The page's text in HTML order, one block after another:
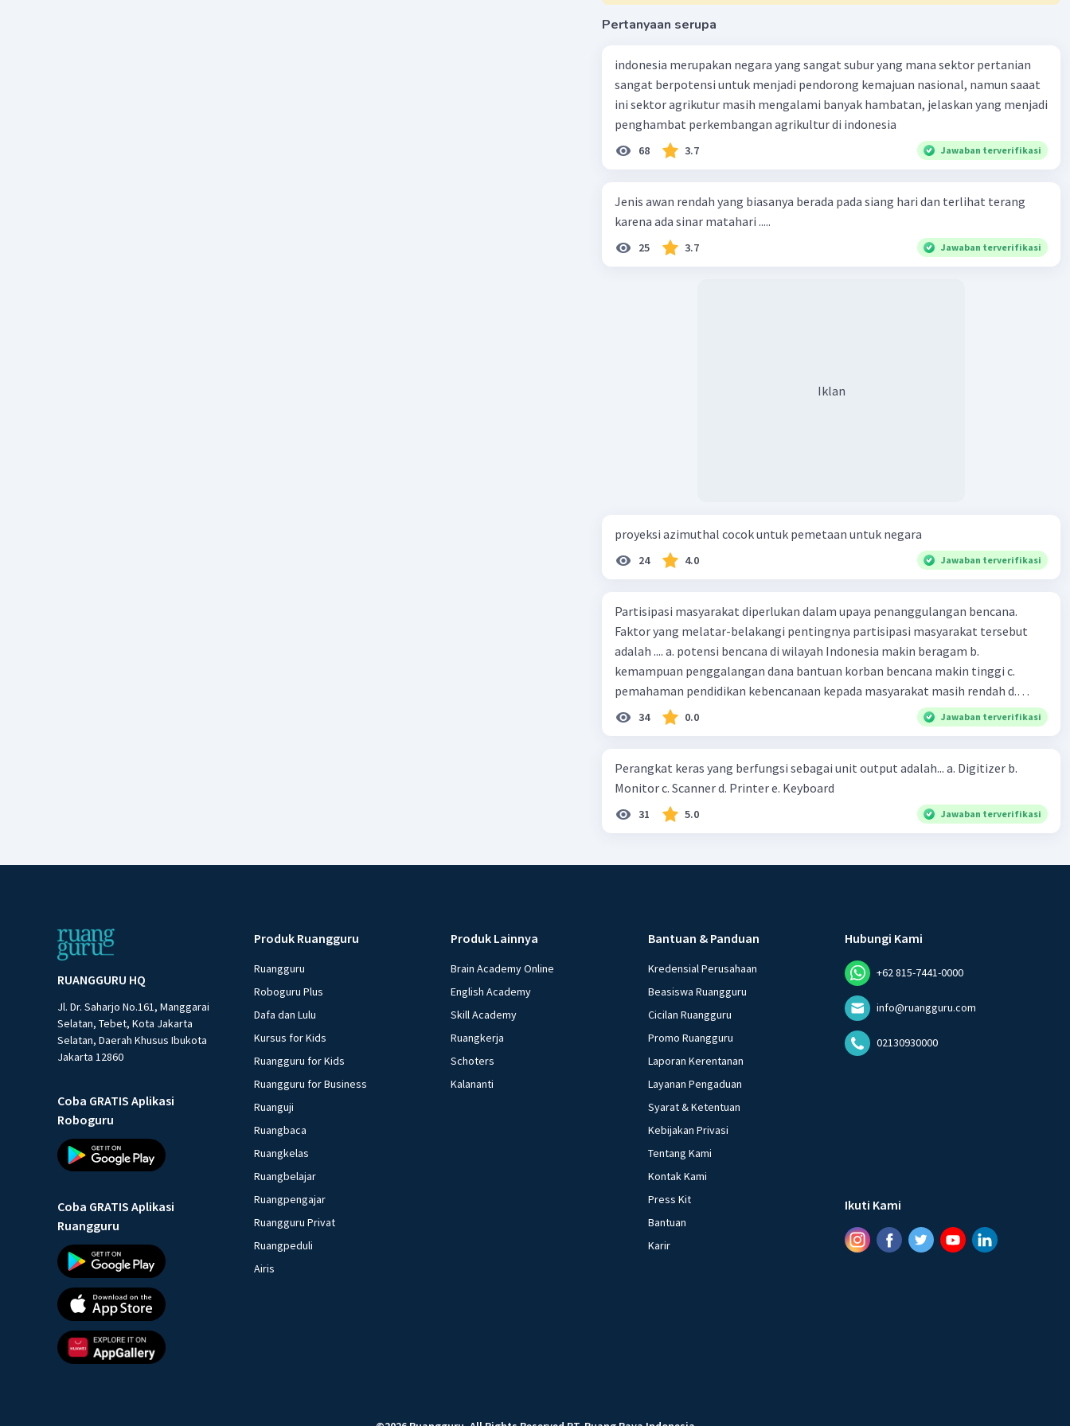
Pertanyaan serupa
indonesia merupakan negara yang sangat subur yang mana sektor pertanian
sangat berpotensi untuk menjadi pendorong kemajuan nasional, namun saaat
ini sektor agrikutur masih mengalami banyak hambatan, jelaskan yang menjadi
penghambat perkembangan agrikultur di indonesia
68 3.7 Jawaban terverifikasi
Jenis awan rendah yang biasanya berada pada siang hari dan terlihat terang
karena ada sinar matahari .....
25 3.7 Jawaban terverifikasi
Iklan
proyeksi azimuthal cocok untuk pemetaan untuk negara
24 4.0 Jawaban terverifikasi
Partisipasi masyarakat diperlukan dalam upaya penanggulangan bencana.
Faktor yang melatar-belakangi pentingnya partisipasi masyarakat tersebut
adalah .... a. potensi bencana di wilayah Indonesia makin beragam b.
kemampuan penggalangan dana bantuan korban bencana makin tinggi c.
pemahaman pendidikan kebencanaan kepada masyarakat masih rendah d.
masyarakat merupakan pihak yang langsung berhadapan dengan bencana e.
kepercayaan pemerintah bahwa masyarakat mampu mengatasi bencana
34 0.0 Jawaban terverifikasi
Perangkat keras yang berfungsi sebagai unit output adalah... a. Digitizer b.
Monitor c. Scanner d. Printer e. Keyboard
31 5.0 Jawaban terverifikasi
RUANGGURU HQ
Jl. Dr. Saharjo No.161, Manggarai
Selatan, Tebet, Kota Jakarta
Selatan, Daerah Khusus Ibukota
Jakarta 12860
Coba GRATIS Aplikasi
Roboguru
Coba GRATIS Aplikasi
Ruangguru
Produk Ruangguru
Ruangguru
Roboguru Plus
Dafa dan Lulu
Kursus for Kids
Ruangguru for Kids
Ruangguru for Business
Ruanguji
Ruangbaca
Ruangkelas
Ruangbelajar
Ruangpengajar
Ruangguru Privat
Ruangpeduli
Airis
Produk Lainnya
Brain Academy Online
English Academy
Skill Academy
Ruangkerja
Schoters
Kalananti
Bantuan & Panduan
Kredensial Perusahaan
Beasiswa Ruangguru
Cicilan Ruangguru
Promo Ruangguru
Laporan Kerentanan
Layanan Pengaduan
Syarat & Ketentuan
Kebijakan Privasi
Tentang Kami
Kontak Kami
Press Kit
Bantuan
Karir
Hubungi Kami
+62 815-7441-0000
info@ruangguru.com
02130930000
Ikuti Kami